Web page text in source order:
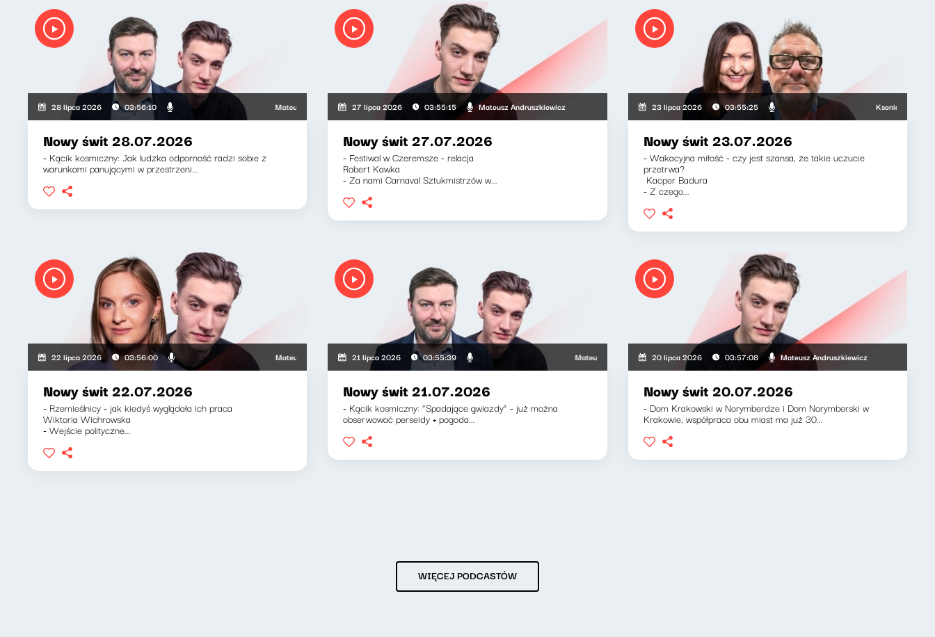
28 lipca 2026 03:56:10 Mateusz Andruszkiewicz, Klaudiusz Slezak
Nowy świt 28.07.2026
- Kącik kosmiczny: Jak ludzka odporność radzi sobie z
warunkami panującymi w przestrzeni...
27 lipca 2026 03:55:15 Mateusz Andruszkiewicz
Nowy świt 27.07.2026
- Festiwal w Czeremsze - relacja
Robert Kawka
- Za nami Carnaval Sztukmistrzów w...
23 lipca 2026 03:55:25 Ksenia Maćczak,
Nowy świt 23.07.2026
- Wakacyjna miłość - czy jest szansa, że takie uczucie
przetrwa?
Kacper Badura
- Z czego...
22 lipca 2026 03:56:00 Mateusz Andruszkiewicz, Zuzanna Iłenda
Nowy świt 22.07.2026
- Rzemieślnicy - jak kiedyś wyglądała ich praca
Wiktoria Wichrowska
- Wejście polityczne...
21 lipca 2026 03:55:39 Mateusz Andruszkiewicz, Klaudiusz Slezak
Nowy świt 21.07.2026
- Kącik kosmiczny: “Spadające gwiazdy” - już można
obserwować perseidy + pogoda...
20 lipca 2026 03:57:08 Mateusz Andruszkiewicz
Nowy świt 20.07.2026
- Dom Krakowski w Norymberdze i Dom Norymberski w
Krakowie, współpraca obu miast ma już 30...
WIĘCEJ PODCASTÓW